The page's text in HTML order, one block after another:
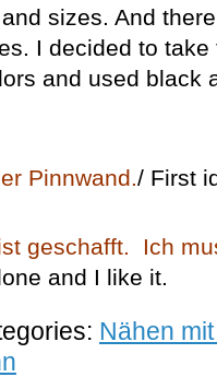
sizes. And
I decided to
and used black
Pinnwand./ First
geschafft. Ich
and I like it.
Nähen